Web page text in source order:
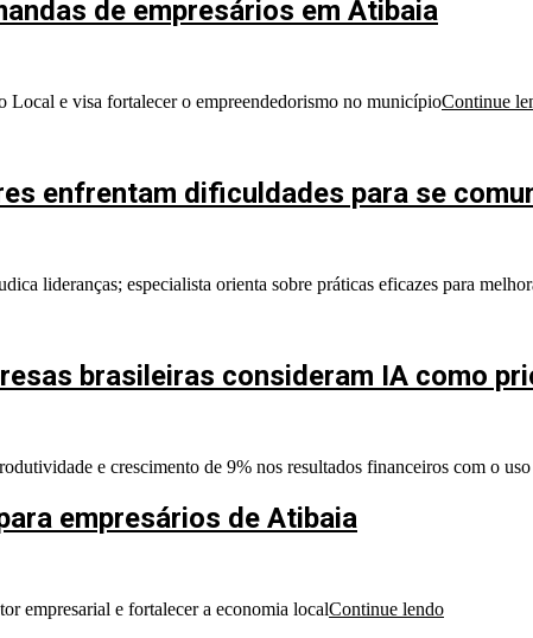
de empresários em Atibaia
e visa fortalecer o empreendedorismo no municípioContinue
enfrentam dificuldades para se
lideranças; especialista orienta sobre práticas eficazes para
brasileiras consideram IA como
e crescimento de 9% nos resultados financeiros com o
empresários de Atibaia
empresarial e fortalecer a economia localContinue lendo